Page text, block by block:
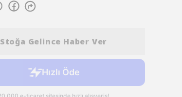
Stoğa Gelince Haber Ver